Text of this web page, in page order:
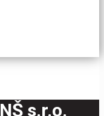
s.r.o.